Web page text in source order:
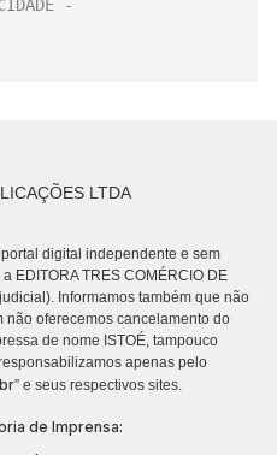
LTDA
digital independente e sem
EDITORA TRES COMÉRCIO DE
Informamos também que não
oferecemos cancelamento do
de nome ISTOÉ, tampouco
apenas pelo
” e seus respectivos sites.
de Imprensa: